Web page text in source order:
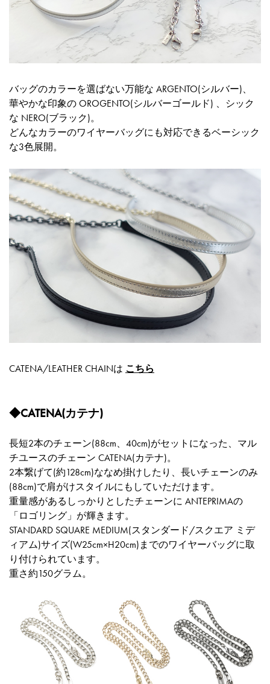
バッグのカラーを選ばない万能な ARGENTO(シルバー)、
華やかな印象の OROGENTO(シルバーゴールド) 、シック
な NERO(ブラック)。
どんなカラーのワイヤーバッグにも対応できるベーシック
な3色展開。
CATENA/LEATHER CHAINは こちら
◆CATENA(カテナ)
長短2本のチェーン(88cm、40cm)がセットになった、マル
チユースのチェーン CATENA(カテナ)。
2本繋げて(約128cm)ななめ掛けしたり、長いチェーンのみ
(88cm)で肩がけスタイルにもしていただけます。
重量感があるしっかりとしたチェーンに ANTEPRIMAの
「ロゴリング」が輝きます。
STANDARD SQUARE MEDIUM(スタンダード/スクエア ミデ
ィアム)サイズ(W25cm×H20cm)までのワイヤーバッグに取
り付けられています。
重さ約150グラム。